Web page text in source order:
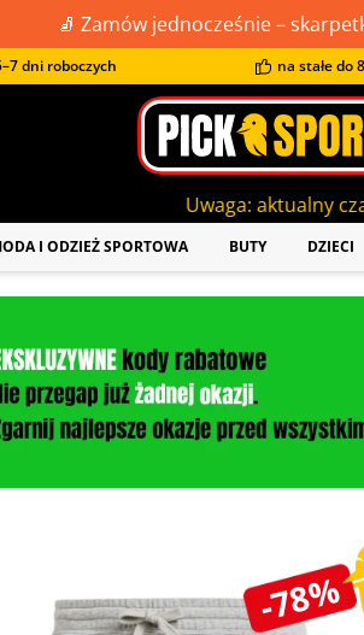
🧦 Zamów jednocześnie –
dni roboczych na stałe do
Uwaga: aktualny czas dostawy to
I ODZIEŻ SPORTOWA BUTY DZIECI
-78%